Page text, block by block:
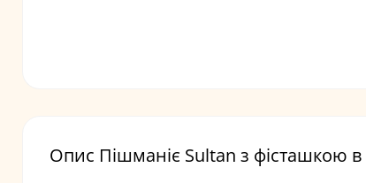
Опис Пішманіє Sultan з фісташкою в